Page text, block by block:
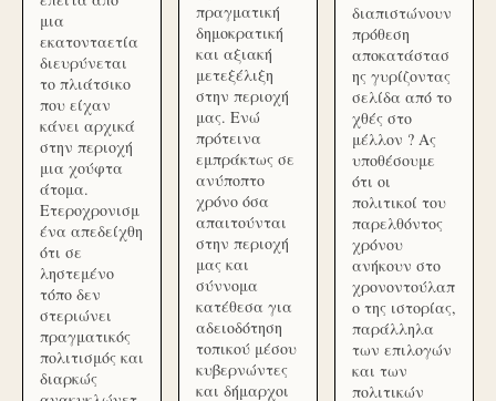
μια
εκατονταετία
διευρύνεται
το πλιάτσικο
που είχαν
κάνει αρχικά
στην περιοχή
μια χούφτα
άτομα.
Ετεροχρονισμ
ένα απεδείχθη
ότι σε
ληστεμένο
τόπο δεν
στεριώνει
πραγματικός
πολιτισμός και
διαρκώς
πραγματική
δημοκρατική
και αξιακή
μετεξέλιξη
στην περιοχή
μας. Ενώ
πρότεινα
εμπράκτως σε
ανύποπτο
χρόνο όσα
απαιτούνται
στην περιοχή
μας και
σύννομα
κατέθεσα για
αδειοδότηση
τοπικού μέσου
κυβερνώντες
και δήμαρχοι
διαπιστώνουν
πρόθεση
αποκατάστασ
ης γυρίζοντας
σελίδα από το
χθές στο
μέλλον ? Ας
υποθέσουμε
ότι οι
πολιτικοί του
παρελθόντος
χρόνου
ανήκουν στο
χρονοντούλαπ
ο της ιστορίας,
παράλληλα
των επιλογών
και των
πολιτικών